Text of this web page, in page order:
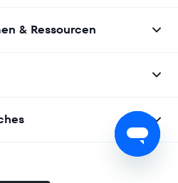
& Ressourcen